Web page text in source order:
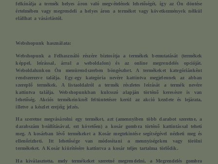
felkínálja a termék helyes áron való megvételének lehetőségét, így az Ön döntése
értelmében vagy megrendeli a helyes áron a terméket vagy következmények nélkül
elállhat a vásárlástól.
Webshopunk használata:
Webshopunk a Felhasználó részére biztosítja a termékek bemutatását (termékek
képpel, leírással, árral a weboldalon) és az online megrendelés opcióját.
Weboldalunkon Ön menürendszerben böngészhet. A termékeket kategóriánként
rendszerezve találja. Egy-egy kategória nevére kattintva megjelennek az abban
szereplő termékek. A listaoldalról a termék részletes leírását a termék nevére
kattintva találja. Webshopunkban kulcsszó alapján történő keresésre is van
lehetőség. Akciós termékeinknél feltüntetésre kerül az akció kezdete és lejárata,
illetve a készlet erejéig jelzés.
Ha szeretne megvásárolni egy terméket, azt (amennyiben több darabot szeretne, a
darabszám beállításával, ezt követően) a kosár gombra történő kattintással teheti
meg. A kosárban lévő termékeket a Kosár megtekintése segítségével nézheti meg és
ellenőrizheti. Itt lehetősége van módosítani a mennyiségeken vagy törölni
termékeket. A Kosár kiürítésére kattintva a kosár teljes tartalma törlődik.
Ha kiválasztotta, mely termékeket szeretné megrendelni, a Megrendelés gombra